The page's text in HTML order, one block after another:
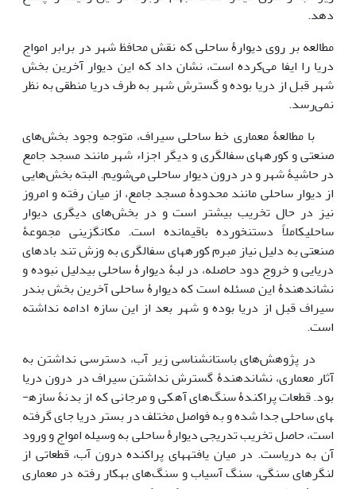
دهد.
مطالعه بر روی دیوارۀ ساحلی که نقش محافظ شهر در برابر امواج
دریا را ایفا می‌کرده است، نشان داد که این دیوار آخرین بخش
شهر قبل از دریا بوده و گسترش شهر به طرف دریا منطقی به نظر
نمی‌رسد.
با مطالعۀ معماری خط ساحلی سیراف، متوجه وجود بخش‌های
صنعتی و کوره­های سفالگری و دیگر اجزاء شهر مانند مسجد جامع
در حاشیۀ شهر و در درون دیوار ساحلی می‌شویم. البته بخش‌هایی
از دیوار ساحلی مانند محدودۀ مسجد جامع، از میان رفته و امروز
نیز در حال تخریب بیشتر است و در بخش‌های دیگری دیوار
ساحلیکاملاً دست­نخورده باقی­مانده است. مکان­گزینی مجموعۀ
صنعتی به دلیل نیاز مبرم کوره­های سفالگری به وزش تند بادهای
دریایی و خروج دود حاصله، در لبۀ دیوارۀ ساحلی بی­دلیل نبوده و
نشان­دهندۀ این مسئله است که دیوارۀ ساحلی آخرین بخش بندر
سیراف قبل از دریا بوده و شهر بعد از این سازه ادامه نداشته
است.
در پژوهش‌های باستان­شناسی زیر آب، دسترسی نداشتن به
آثار معماری، نشان­دهندۀ گسترش نداشتن سیراف در درون دریا
بود. قطعات پراکندۀ سنگ‌های آهکی و مرجانی که از بدنۀ سازه­
های ساحلی جدا شده و به فواصل مختلف در بستر دریا جای گرفته
است، حاصل تخریب تدریجی دیوارۀ ساحلی به وسیله امواج و ورود
آن به دریاست. در میان یافته­های پراکنده درون آب، قطعاتی از
لنگرهای سنگی، سنگ آسیاب و سنگ‌های به­کار رفته در معماری